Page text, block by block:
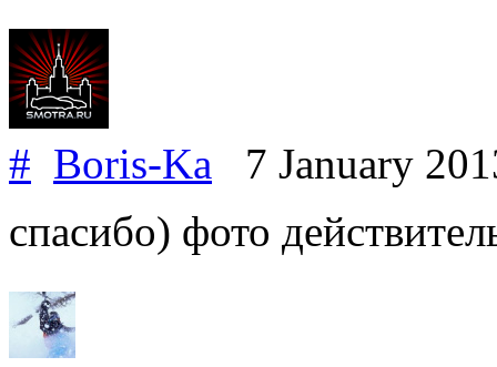
# Boris-Ka 7 January
спасибо) фото